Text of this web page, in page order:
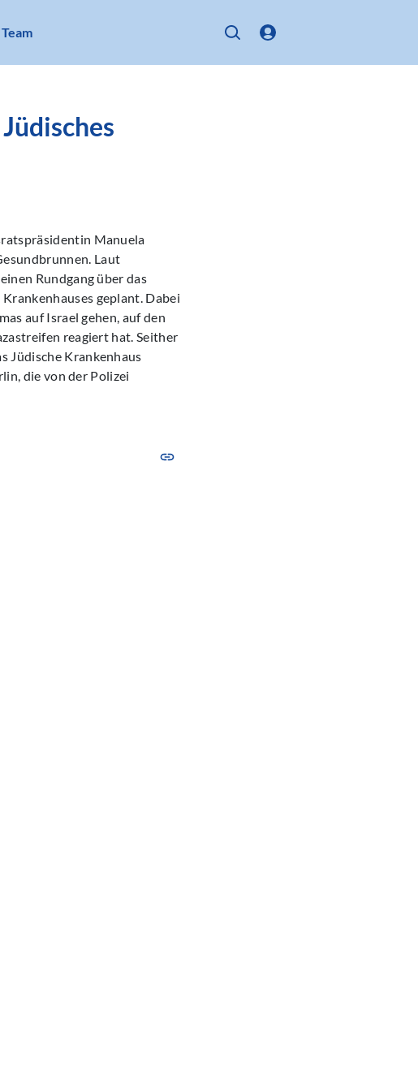
Team
Manuela
Laut
Rundgang über das
geplant. Dabei
auf Israel gehen, auf den
reagiert hat. Seither
Jüdische Krankenhaus
die von der Polizei